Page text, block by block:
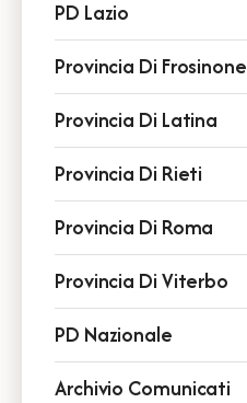
PD Lazio
Provincia Di Frosinone
Provincia Di Latina
Provincia Di Rieti
Provincia Di Roma
Provincia Di Viterbo
PD Nazionale
Archivio Comunicati